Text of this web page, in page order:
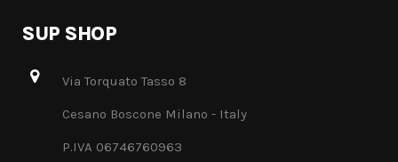
SUP SHOP
Via Torquato Tasso 8
Cesano Boscone Milano - Italy
P.IVA 06746760963